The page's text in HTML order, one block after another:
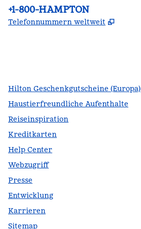
Telefon:
+1-800-HAMPTON
Telefonnummern weltweit ,
Hilton Geschenkgutscheine (Europa)
Haustierfreundliche Aufenthalte
Reiseinspiration
Kreditkarten
Help Center
Webzugriff
Presse
Entwicklung
Karrieren
Sitemap